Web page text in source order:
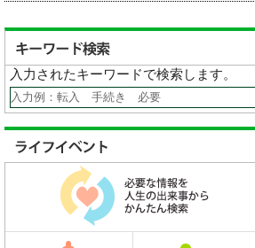
入力されたキーワードで検索します。